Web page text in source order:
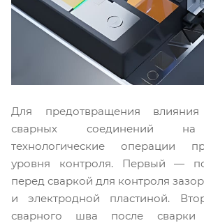
Для предотвращения влияния
сварных соединений на
технологические операции
уровня контроля. Первый —
перед сваркой для контроля
и электродной пластиной.
сварного шва после сварки